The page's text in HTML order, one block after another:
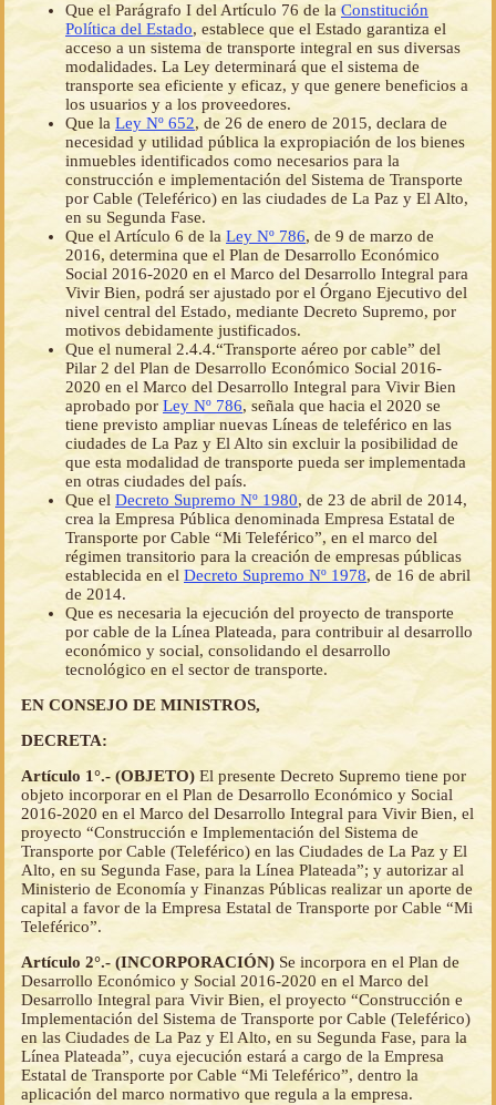
Que el Parágrafo I del Artículo 76 de la Constitución
Política del Estado, establece que el Estado garantiza el
acceso a un sistema de transporte integral en sus diversas
modalidades. La Ley determinará que el sistema de
transporte sea eficiente y eficaz, y que genere beneficios a
los usuarios y a los proveedores.
Que la Ley Nº 652, de 26 de enero de 2015, declara de
necesidad y utilidad pública la expropiación de los bienes
inmuebles identificados como necesarios para la
construcción e implementación del Sistema de Transporte
por Cable (Teleférico) en las ciudades de La Paz y El Alto,
en su Segunda Fase.
Que el Artículo 6 de la Ley Nº 786, de 9 de marzo de
2016, determina que el Plan de Desarrollo Económico
Social 2016-2020 en el Marco del Desarrollo Integral para
Vivir Bien, podrá ser ajustado por el Órgano Ejecutivo del
nivel central del Estado, mediante Decreto Supremo, por
motivos debidamente justificados.
Que el numeral 2.4.4.“Transporte aéreo por cable” del
Pilar 2 del Plan de Desarrollo Económico Social 2016-
2020 en el Marco del Desarrollo Integral para Vivir Bien
aprobado por Ley Nº 786, señala que hacia el 2020 se
tiene previsto ampliar nuevas Líneas de teleférico en las
ciudades de La Paz y El Alto sin excluir la posibilidad de
que esta modalidad de transporte pueda ser implementada
en otras ciudades del país.
Que el Decreto Supremo Nº 1980, de 23 de abril de 2014,
crea la Empresa Pública denominada Empresa Estatal de
Transporte por Cable “Mi Teleférico”, en el marco del
régimen transitorio para la creación de empresas públicas
establecida en el Decreto Supremo Nº 1978, de 16 de abril
de 2014.
Que es necesaria la ejecución del proyecto de transporte
por cable de la Línea Plateada, para contribuir al desarrollo
económico y social, consolidando el desarrollo
tecnológico en el sector de transporte.
EN CONSEJO DE MINISTROS,
DECRETA:
Artículo 1°.- (OBJETO) El presente Decreto Supremo tiene por
objeto incorporar en el Plan de Desarrollo Económico y Social
2016-2020 en el Marco del Desarrollo Integral para Vivir Bien, el
proyecto “Construcción e Implementación del Sistema de
Transporte por Cable (Teleférico) en las Ciudades de La Paz y El
Alto, en su Segunda Fase, para la Línea Plateada”; y autorizar al
Ministerio de Economía y Finanzas Públicas realizar un aporte de
capital a favor de la Empresa Estatal de Transporte por Cable “Mi
Teleférico”.
Artículo 2°.- (INCORPORACIÓN) Se incorpora en el Plan de
Desarrollo Económico y Social 2016-2020 en el Marco del
Desarrollo Integral para Vivir Bien, el proyecto “Construcción e
Implementación del Sistema de Transporte por Cable (Teleférico)
en las Ciudades de La Paz y El Alto, en su Segunda Fase, para la
Línea Plateada”, cuya ejecución estará a cargo de la Empresa
Estatal de Transporte por Cable “Mi Teleférico”, dentro la
aplicación del marco normativo que regula a la empresa.